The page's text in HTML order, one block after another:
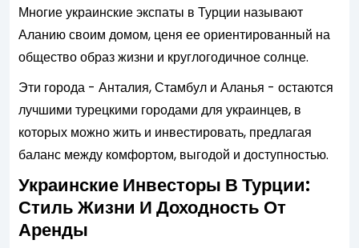
Многие украинские экспаты в Турции называют
Аланию своим домом, ценя ее ориентированный на
общество образ жизни и круглогодичное солнце.
Эти города - Анталия, Стамбул и Аланья - остаются
лучшими турецкими городами для украинцев, в
которых можно жить и инвестировать, предлагая
баланс между комфортом, выгодой и доступностью.
Украинские Инвесторы В Турции:
Стиль Жизни И Доходность От
Аренды